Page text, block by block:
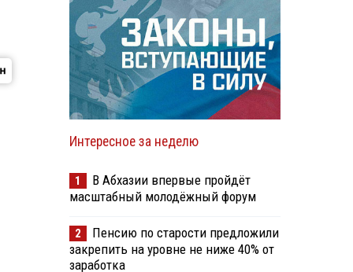
Интересное за неделю
1
В Абхазии впервые пройдёт
масштабный молодёжный форум
2
Пенсию по старости предложили
закрепить на уровне не ниже 40% от
заработка